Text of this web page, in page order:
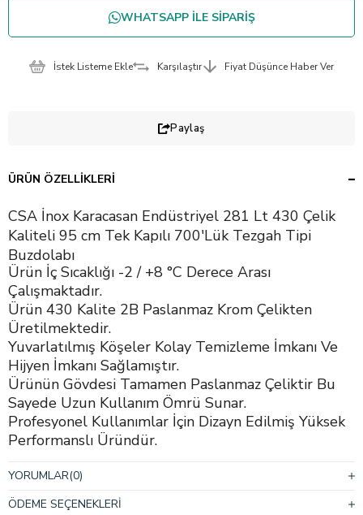
WHATSAPP İLE SİPARİŞ
İstek Listeme Ekle Karşılaştır Fiyat Düşünce Haber Ver
Paylaş
ÜRÜN ÖZELLIKLERI
CSA İnox Karacasan Endüstriyel 281 Lt 430 Çelik
Kaliteli 95 cm Tek Kapılı 700'Lük Tezgah Tipi
Buzdolabı
Ürün İç Sıcaklığı -2 / +8 °C Derece Arası
Çalışmaktadır.
Ürün 430 Kalite 2B Paslanmaz Krom Çelikten
Üretilmektedir.
Yuvarlatılmış Köşeler Kolay Temizleme İmkanı Ve
Hijyen İmkanı Sağlamıştır.
Ürünün Gövdesi Tamamen Paslanmaz Çeliktir Bu
Sayede Uzun Kullanım Ömrü Sunar.
Profesyonel Kullanımlar İçin Dizayn Edilmiş Yüksek
Performanslı Üründür.
Yüzey.
50 Mm İzolasyon Kalınlığı.
YORUMLAR(0)
ÖDEME SEÇENEKLERI